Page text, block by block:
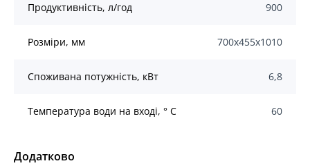
Продуктивність, л/год 900
Розміри, мм 700x455x1010
Споживана потужність, кВт 6,8
Температура води на вході, ° C 60
Додатково